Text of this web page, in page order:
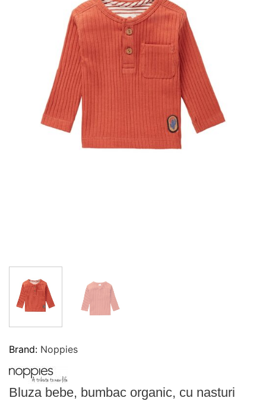
Brand: Noppies
Bluza bebe, bumbac organic, cu nasturi